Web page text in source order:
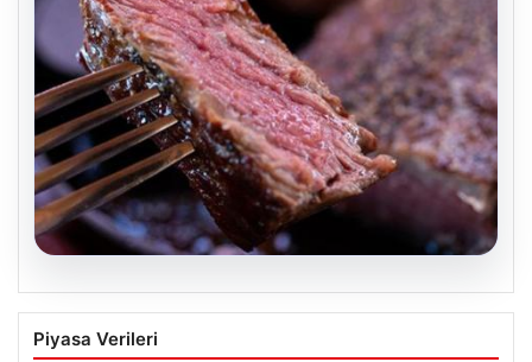
Protein tutkusu ömrü kısaltıyor mu?
Yüksek protein trendine yeni uyarı
Piyasa Verileri